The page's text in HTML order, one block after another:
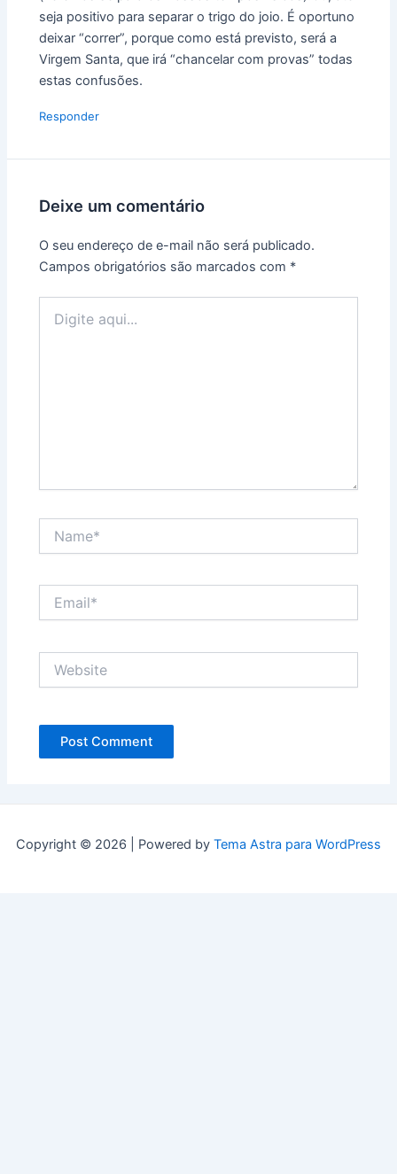
seja positivo para separar o trigo do joio. É oportuno
deixar “correr”, porque como está previsto, será a
Virgem Santa, que irá “chancelar com provas” todas
estas confusões.
Responder
Deixe um comentário
O seu endereço de e-mail não será publicado.
Campos obrigatórios são marcados com *
aqui...
Copyright © 2026 | Powered by Tema Astra para WordPress